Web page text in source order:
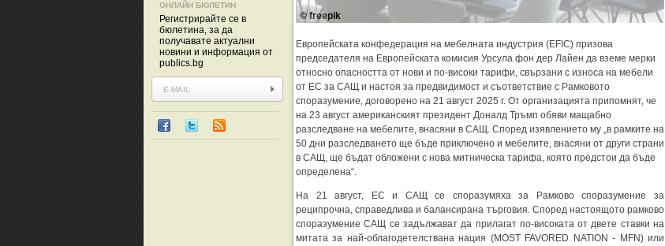
ОНЛАЙН БЮЛЕТИН
Регистрирайте се в
бюлетина, за да
получавате актуални
новини и информация от
publics.bg
© freepik
Европейската конфедерация на мебелната индустрия (EFIC) призова
председателя на Европейската комисия Урсула фон дер Лайен да вземе мерки
относно опасността от нови и по-високи тарифи, свързани с износа на мебели
от ЕС за САЩ и настоя за предвидимост и съответствие с Рамковото
споразумение, договорено на 21 август 2025 г. От организацията припомнят, че
на 23 август американският президент Доналд Тръмп обяви мащабно
разследване на мебелите, внасяни в САЩ. Според изявлението му „в рамките на
50 дни разследването ще бъде приключено и мебелите, внасяни от други страни
в САЩ, ще бъдат обложени с нова митническа тарифа, която предстои да бъде
определена“.
На 21 август, ЕС и САЩ се споразумяха за Рамково споразумение за
реципрочна, справедлива и балансирана търговия. Според настоящото рамково
споразумение САЩ се задължават да прилагат по-високата от двете ставки на
митата за най-облагодетелствана нация (MOST FAVORED NATION - MFN) или